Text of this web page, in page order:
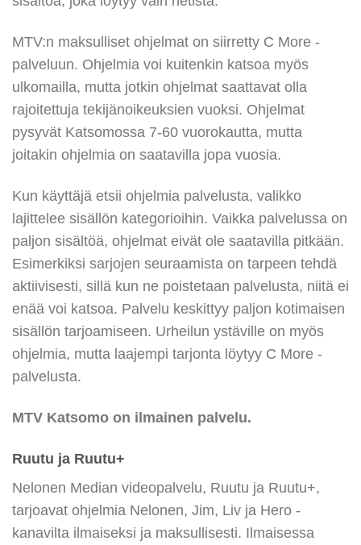
MTV:n maksulliset ohjelmat on siirretty C More -
palveluun. Ohjelmia voi kuitenkin katsoa myös
ulkomailla, mutta jotkin ohjelmat saattavat olla
rajoitettuja tekijänoikeuksien vuoksi. Ohjelmat
pysyvät Katsomossa 7-60 vuorokautta, mutta
joitakin ohjelmia on saatavilla jopa vuosia.
Kun käyttäjä etsii ohjelmia palvelusta, valikko
lajittelee sisällön kategorioihin. Vaikka palvelussa on
paljon sisältöä, ohjelmat eivät ole saatavilla pitkään.
Esimerkiksi sarjojen seuraamista on tarpeen tehdä
aktiivisesti, sillä kun ne poistetaan palvelusta, niitä ei
enää voi katsoa. Palvelu keskittyy paljon kotimaisen
sisällön tarjoamiseen. Urheilun ystäville on myös
ohjelmia, mutta laajempi tarjonta löytyy C More -
palvelusta.
MTV Katsomo on ilmainen palvelu.
Ruutu ja Ruutu+
Nelonen Median videopalvelu, Ruutu ja Ruutu+,
tarjoavat ohjelmia Nelonen, Jim, Liv ja Hero -
kanavilta ilmaiseksi ja maksullisesti. Ilmaisessa